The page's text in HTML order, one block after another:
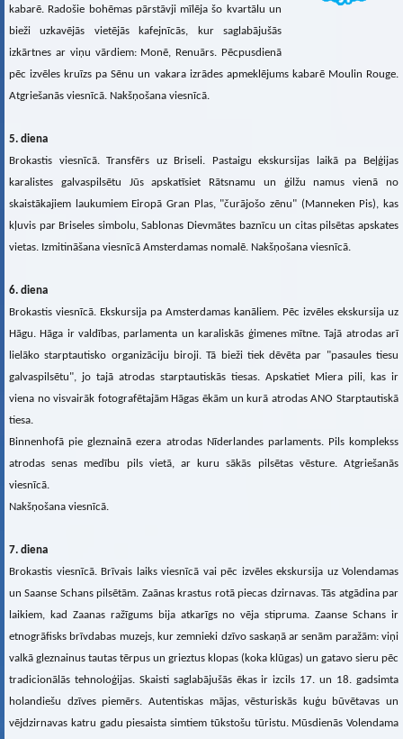
kabarē. Radošie bohēmas pārstāvji mīlēja šo kvartālu un
bieži uzkavējās vietējās kafejnīcās, kur saglabājušās
izkārtnes ar viņu vārdiem: Monē, Renuārs. Pēcpusdienā
pēc izvēles kruīzs pa Sēnu un vakara izrādes apmeklējums kabarē Moulin Rouge.
Atgriešanās viesnīcā. Nakšņošana viesnīcā.
5. diena
Brokastis viesnīcā. Transfērs uz Briseli. Pastaigu ekskursijas laikā pa Beļģijas
karalistes galvaspilsētu Jūs apskatīsiet Rātsnamu un ģilžu namus vienā no
skaistākajiem laukumiem Eiropā Gran Plas, "čurājošo zēnu" (Manneken Pis), kas
kļuvis par Briseles simbolu, Sablonas Dievmātes baznīcu un citas pilsētas apskates
vietas. Izmitināšana viesnīcā Amsterdamas nomalē. Nakšņošana viesnīcā.
6. diena
Brokastis viesnīcā. Ekskursija pa Amsterdamas kanāliem. Pēc izvēles ekskursija uz
Hāgu. Hāga ir valdības, parlamenta un karaliskās ģimenes mītne. Tajā atrodas arī
lielāko starptautisko organizāciju biroji. Tā bieži tiek dēvēta par "pasaules tiesu
galvaspilsētu", jo tajā atrodas starptautiskās tiesas. Apskatiet Miera pili, kas ir
viena no visvairāk fotografētajām Hāgas ēkām un kurā atrodas ANO Starptautiskā
tiesa.
Binnenhofā pie gleznainā ezera atrodas Nīderlandes parlaments. Pils komplekss
atrodas senas medību pils vietā, ar kuru sākās pilsētas vēsture. Atgriešanās
viesnīcā.
Nakšņošana viesnīcā.
7. diena
Brokastis viesnīcā. Brīvais laiks viesnīcā vai pēc izvēles ekskursija uz Volendamas
un Saanse Schans pilsētām. Zaānas krastus rotā piecas dzirnavas. Tās atgādina par
laikiem, kad Zaanas ražīgums bija atkarīgs no vēja stipruma. Zaanse Schans ir
etnogrāfisks brīvdabas muzejs, kur zemnieki dzīvo saskaņā ar senām paražām: viņi
valkā gleznainus tautas tērpus un grieztus klopas (koka klūgas) un gatavo sieru pēc
tradicionālās tehnoloģijas. Skaisti saglabājušās ēkas ir izcils 17. un 18. gadsimta
holandiešu dzīves piemērs. Autentiskas mājas, vēsturiskās kuģu būvētavas un
vējdzirnavas katru gadu piesaista simtiem tūkstošu tūristu. Mūsdienās Volendama